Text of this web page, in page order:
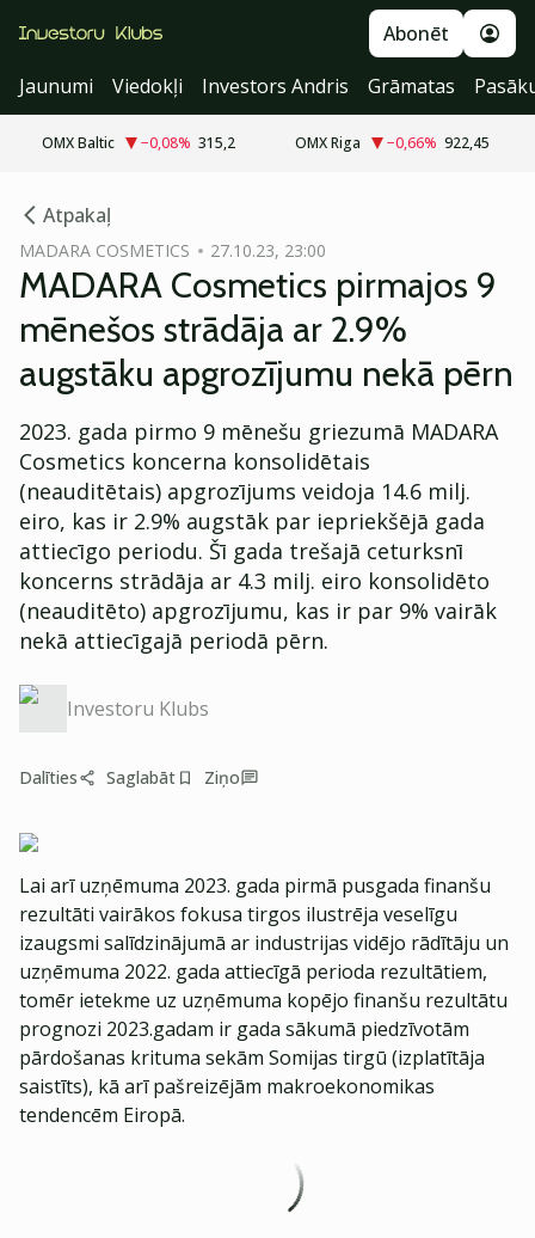
Abonēt
Jaunumi
Viedokļi Investors Andris Grāmatas
OMX Baltic −0,08% 315,2 OMX Riga −0,66% 922,45
Atpakaļ
MADARA COSMETICS 27.10.23, 23:00
MADARA Cosmetics pirmajos 9
mēnešos strādāja ar 2.9%
augstāku apgrozījumu nekā pērn
2023. gada pirmo 9 mēnešu griezumā MADARA
Cosmetics koncerna konsolidētais
(neauditētais) apgrozījums veidoja 14.6 milj.
eiro, kas ir 2.9% augstāk par iepriekšējā gada
attiecīgo periodu. Šī gada trešajā ceturksnī
koncerns strādāja ar 4.3 milj. eiro konsolidēto
(neauditēto) apgrozījumu, kas ir par 9% vairāk
nekā attiecīgajā periodā pērn.
Investoru Klubs
Dalīties Saglabāt Ziņo
Lai arī uzņēmuma 2023. gada pirmā pusgada finanšu
rezultāti vairākos fokusa tirgos ilustrēja veselīgu
izaugsmi salīdzinājumā ar industrijas vidējo rādītāju un
uzņēmuma 2022. gada attiecīgā perioda rezultātiem,
tomēr ietekme uz uzņēmuma kopējo finanšu rezultātu
prognozi 2023.gadam ir gada sākumā piedzīvotām
pārdošanas krituma sekām Somijas tirgū (izplatītāja
saistīts), kā arī pašreizējām makroekonomikas
tendencēm Eiropā.